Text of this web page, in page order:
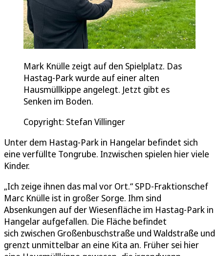
Mark Knülle zeigt auf den Spielplatz. Das
Hastag-Park wurde auf einer alten
Hausmüllkippe angelegt. Jetzt gibt es
Senken im Boden.
Copyright: Stefan Villinger
Unter dem Hastag-Park in Hangelar befindet sich
eine verfüllte Tongrube. Inzwischen spielen hier viele
Kinder.
„Ich zeige ihnen das mal vor Ort.“ SPD-Fraktionschef
Marc Knülle ist in großer Sorge. Ihm sind
Absenkungen auf der Wiesenfläche im Hastag-Park in
Hangelar aufgefallen. Die Fläche befindet
sich zwischen Großenbuschstraße und Waldstraße und
grenzt unmittelbar an eine Kita an. Früher sei hier